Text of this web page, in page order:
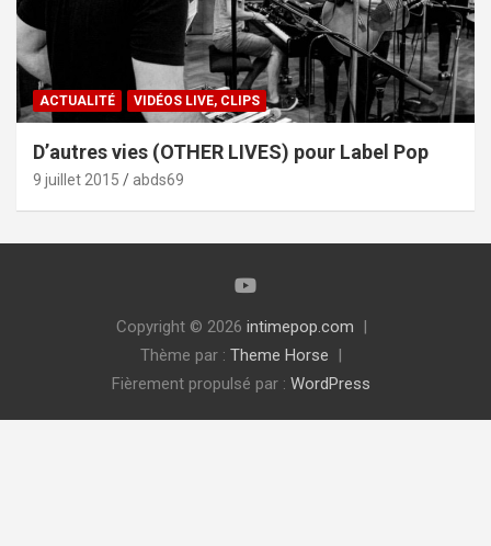
ACTUALITÉ VIDÉOS LIVE, CLIPS
D’autres vies (OTHER LIVES) pour Label Pop
9 juillet 2015 abds69
Copyright © 2026 intimepop.com
Thème par : Theme Horse
Fièrement propulsé par : WordPress